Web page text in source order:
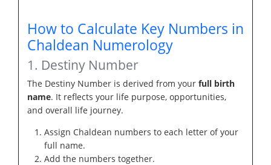
How to Calculate Key Numbers in
Chaldean Numerology
1. Destiny Number
The Destiny Number is derived from your full birth
name. It reflects your life purpose, opportunities,
and overall life journey.
Assign Chaldean numbers to each letter of your
full name.
Add the numbers together.